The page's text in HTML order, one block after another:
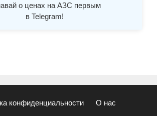
о ценах на АЗС первым
в Telegram!
конфиденциальности О нас